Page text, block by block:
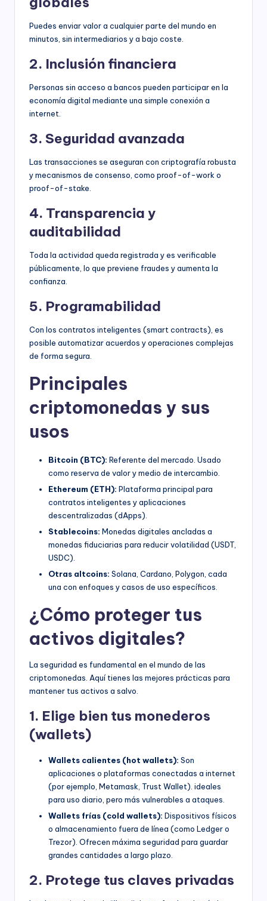
Puedes enviar valor a cualquier parte del mundo en
minutos, sin intermediarios y a bajo coste.
2. Inclusión financiera
Personas sin acceso a bancos pueden participar en la
economía digital mediante una simple conexión a
internet.
3. Seguridad avanzada
Las transacciones se aseguran con criptografía robusta
y mecanismos de consenso, como proof-of-work o
proof-of-stake.
4. Transparencia y
auditabilidad
Toda la actividad queda registrada y es verificable
públicamente, lo que previene fraudes y aumenta la
confianza.
5. Programabilidad
Con los contratos inteligentes (smart contracts), es
posible automatizar acuerdos y operaciones complejas
de forma segura.
Principales
criptomonedas y sus
usos
Bitcoin (BTC): Referente del mercado. Usado
como reserva de valor y medio de intercambio.
Ethereum (ETH): Plataforma principal para
contratos inteligentes y aplicaciones
descentralizadas (dApps).
Stablecoins: Monedas digitales ancladas a
monedas fiduciarias para reducir volatilidad (USDT,
USDC).
Otras altcoins: Solana, Cardano, Polygon, cada
una con enfoques y casos de uso específicos.
¿Cómo proteger tus
activos digitales?
La seguridad es fundamental en el mundo de las
criptomonedas. Aquí tienes las mejores prácticas para
mantener tus activos a salvo.
1. Elige bien tus monederos
(wallets)
Wallets calientes (hot wallets): Son
aplicaciones o plataformas conectadas a internet
(por ejemplo, Metamask, Trust Wallet). ideales
para uso diario, pero más vulnerables a ataques.
Wallets frías (cold wallets): Dispositivos físicos
o almacenamiento fuera de línea (como Ledger o
Trezor). Ofrecen máxima seguridad para guardar
grandes cantidades a largo plazo.
2. Protege tus claves privadas